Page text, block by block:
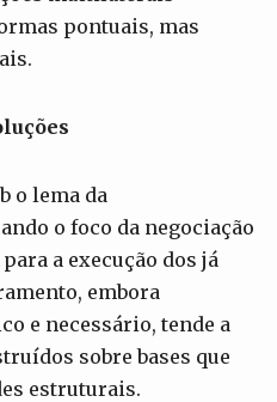
pontuais, mas
o lema da
o foco da negociação
a execução dos já
embora
e necessário, tende a
sobre bases que
estruturais.